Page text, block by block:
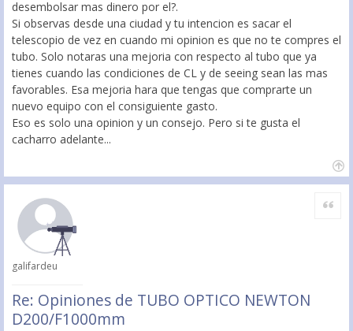
desembolsar mas dinero por el?.
Si observas desde una ciudad y tu intencion es sacar el
telescopio de vez en cuando mi opinion es que no te compres el
tubo. Solo notaras una mejoria con respecto al tubo que ya
tienes cuando las condiciones de CL y de seeing sean las mas
favorables. Esa mejoria hara que tengas que comprarte un
nuevo equipo con el consiguiente gasto.
Eso es solo una opinion y un consejo. Pero si te gusta el
cacharro adelante...
galifardeu
Re: Opiniones de TUBO OPTICO NEWTON
D200/F1000mm
Citar